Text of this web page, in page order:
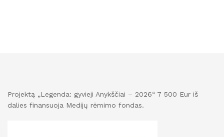
Projektą „Legenda: gyvieji Anykščiai – 2026“ 7 500 Eur iš
dalies finansuoja Medijų rėmimo fondas.